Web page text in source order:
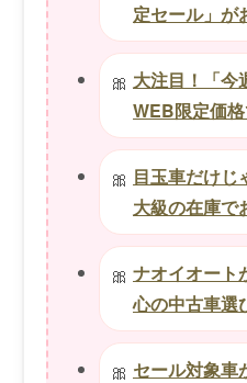
定セール」が
大注目！「今
WEB限定価格
目玉車だけじ
大級の在庫で
ナオイオート
心の中古車選
セール対象車